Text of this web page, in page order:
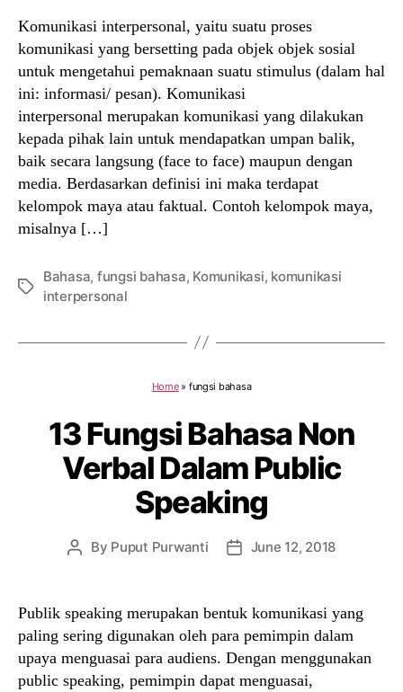
Komunikasi interpersonal, yaitu suatu proses
komunikasi yang bersetting pada objek objek sosial
untuk mengetahui pemaknaan suatu stimulus (dalam hal
ini: informasi/ pesan). Komunikasi
interpersonal merupakan komunikasi yang dilakukan
kepada pihak lain untuk mendapatkan umpan balik,
baik secara langsung (face to face) maupun dengan
media. Berdasarkan definisi ini maka terdapat
kelompok maya atau faktual. Contoh kelompok maya,
misalnya […]
Tags
Bahasa, fungsi bahasa, Komunikasi, komunikasi
interpersonal
Home» fungsi bahasa
13 Fungsi Bahasa Non
Verbal Dalam Public
Speaking
Post
By Puput Purwanti
PostJune 12, 2018
Publik speaking merupakan bentuk komunikasi yang
paling sering digunakan oleh para pemimpin dalam
upaya menguasai para audiens. Dengan menggunakan
public speaking, pemimpin dapat menguasai,